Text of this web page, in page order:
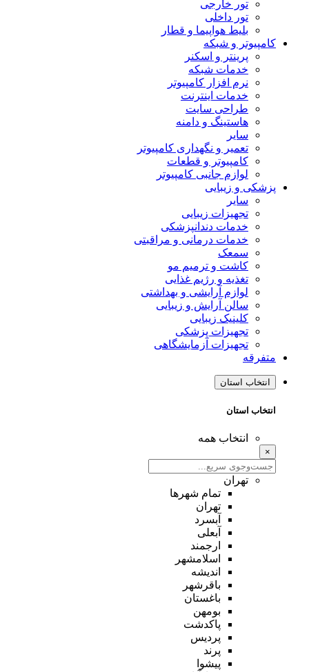
تور خارجی
تور داخلی
بلیط هواپیما و قطار
کامپیوتر و شبکه
پرینتر و اسکنر
خدمات شبکه
نرم افزار کامپیوتر
خدمات اینترنت
طراحی سایت
هاستینگ و دامنه
سایر
تعمیر و نگهداری کامپیوتر
کامپیوتر و قطعات
لوازم جانبی کامپیوتر
پزشکی و زیبایی
سایر
تجهیزات زیبایی
خدمات دندانپزشکی
خدمات درمانی و مراقبتی
سمعک
کاشت و ترمیم مو
تغذیه و رژیم غذایی
لوازم آرایشی و بهداشتی
سالن آرایش و زیبایی
کلینیک زیبایی
تجهیزات پزشکی
تجهیزات آزمایشگاهی
متفرقه
انتخاب استان
انتخاب استان
انتخاب همه
×
تهران
تمام شهر‌ها
تهران
آبسرد
آبعلی
ارجمند
اسلامشهر
اندیشه
باقرشهر
باغستان
بومهن
پاکدشت
پردیس
پرند
پیشوا